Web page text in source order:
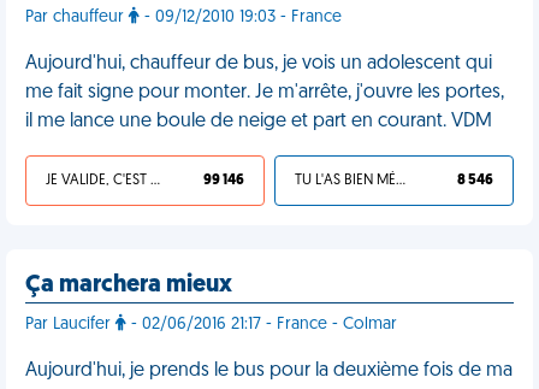
Par chauffeur - 09/12/2010 19:03 - France
Aujourd'hui, chauffeur de bus, je vois un adolescent qui
me fait signe pour monter. Je m'arrête, j'ouvre les portes,
il me lance une boule de neige et part en courant. VDM
JE VALIDE, C'EST UNE VDM 99 146 TU L'AS BIEN MÉRITÉ 8 546
Ça marchera mieux
Par Laucifer - 02/06/2016 21:17 - France - Colmar
Aujourd'hui, je prends le bus pour la deuxième fois de ma